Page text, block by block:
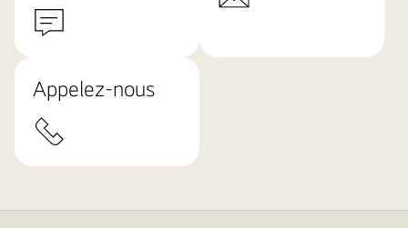
Appelez-nous